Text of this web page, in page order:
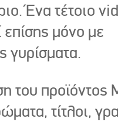
Ένα τέτοιο
μόνο με
γυρίσματα.
του προϊόντος
τίτλοι,